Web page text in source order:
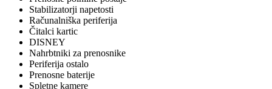
Stabilizatorji napetosti
Računalniška periferija
Čitalci kartic
DISNEY
Nahrbtniki za prenosnike
Periferija ostalo
Prenosne baterije
Spletne kamere